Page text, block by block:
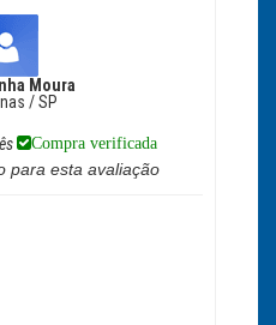
Moura
/ SP
Compra verificada
para esta avaliação